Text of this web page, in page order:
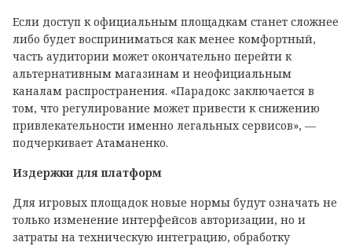
Если доступ к официальным площадкам станет сложнее
либо будет восприниматься как менее комфортный,
часть аудитории может окончательно перейти к
альтернативным магазинам и неофициальным
каналам распространения. «Парадокс заключается в
том, что регулирование может привести к снижению
привлекательности именно легальных сервисов», —
подчеркивает Атаманенко.
Издержки для платформ
Для игровых площадок новые нормы будут означать не
только изменение интерфейсов авторизации, но и
затраты на техническую интеграцию, обработку